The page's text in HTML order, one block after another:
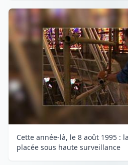
Cette année-là, le 8 août 1995 :
placée sous haute surveillance